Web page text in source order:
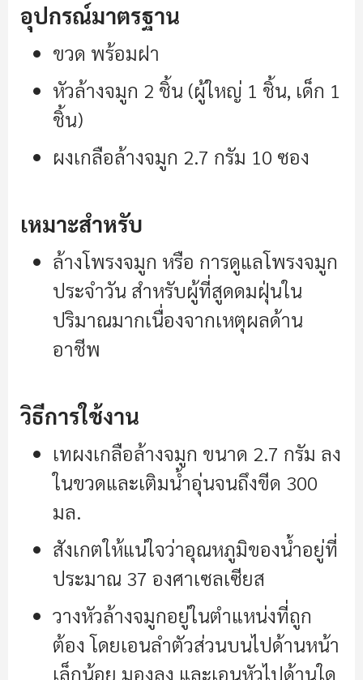
อุปกรณ์มาตรฐาน
ขวด พร้อมฝา
หัวล้างจมูก 2 ชิ้น (ผู้ใหญ่ 1 ชิ้น, เด็ก 1
ชิ้น)
ผงเกลือล้างจมูก 2.7 กรัม 10 ซอง
เหมาะสำหรับ
ล้างโพรงจมูก หรือ การดูแลโพรงจมูก
ประจำวัน สำหรับผู้ที่สูดดมฝุ่นใน
ปริมาณมากเนื่องจากเหตุผลด้าน
อาชีพ
วิธีการใช้งาน
เทผงเกลือล้างจมูก ขนาด 2.7 กรัม ลง
ในขวดและเติมน้ำอุ่นจนถึงขีด 300
มล.
สังเกตให้แน่ใจว่าอุณหภูมิของน้ำอยู่ที่
ประมาณ 37 องศาเซลเซียส
วางหัวล้างจมูกอยู่ในตำแหน่งที่ถูก
ต้อง โดยเอนลำตัวส่วนบนไปด้านหน้า
เล็กน้อย มองลง และเอนหัวไปด้านใด